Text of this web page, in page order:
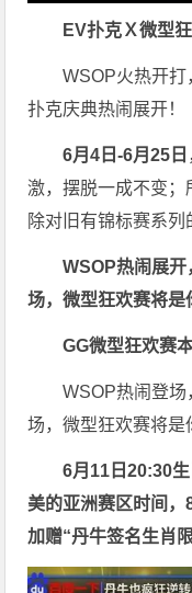
EV扑克Ｘ微型
WSOP火热开打
扑克庆典热闹展开！
6月4日-6月25日
激，摆脱一成不变；
除对旧有锦标赛系列
WSOP热闹展
场，微型狂欢赛将是
GG微型狂欢赛
WSOP热闹登
场，微型狂欢赛将是
6月11日20:30
美的亚洲赛区时间，
加赠“丹牛签名生肖